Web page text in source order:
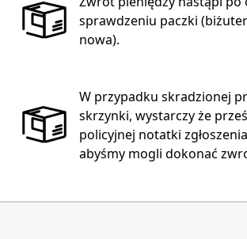
sprawdzeniu paczki
nowa).
W przypadku skradzionej
skrzynki, wystarczy że
policyjnej notatki
abyśmy mogli dokonać